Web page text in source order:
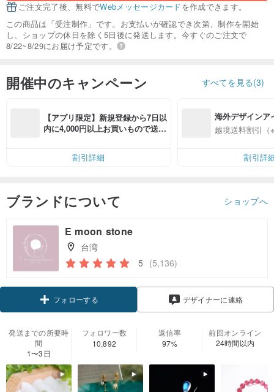
ご注文完了後、無料でWebメッセージカードを作成できます。
この商品は「受注制作」です。お支払いが確認でき次第、制作を開始
し、ショップの休日を除く5日後に発送します。今すぐのご注文で
8/22~8/29にお届け予定です。
開催中のキャンペーン すべてを見る(3)
【アプリ限定】新規登録から7日以
内に4,000円以上お買いもので送料
割引詳細
海外デザインア
入
越境送料割引（
割引詳
ブランドについて ショップへ
E moon stone
台湾
5 (5,136)
フォローする
デザイナーに連絡
発送までの所要時
間
1〜3日
フォロワー数
10,892
返信率
97%
前回オンライン
24時間以内